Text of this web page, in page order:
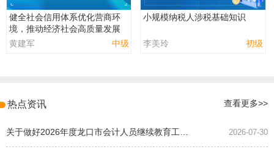
健全社会信用体系优化营商环
境，推动经济社会高质量发展
黄建军
中级
小规模纳税人涉税基础知识
李美玲 初级
热点资讯 查看更多>>
2026-07-30